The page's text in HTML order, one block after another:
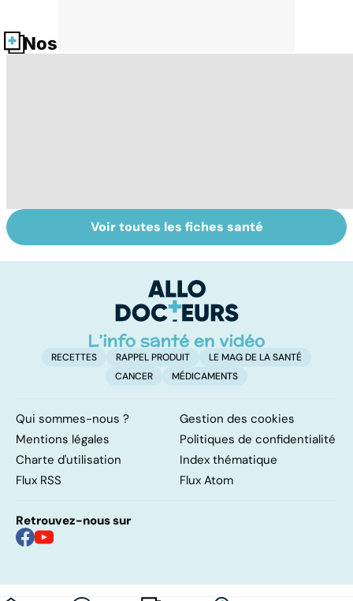
Nos fiches santé
Laboratoires,
bienfaiteurs ou
Tout savoir sur
les infections
Voir toutes les fiches santé
RECETTES RAPPEL PRODUIT
LE MAG DE LA SANTÉ
CANCER
MÉDICAMENTS
Qui sommes-nous ?
Gestion des cookies
Mentions légales
Politiques de confidentialité
Charte d'utilisation
Index thématique
Flux RSS
Flux Atom
Retrouvez-nous sur